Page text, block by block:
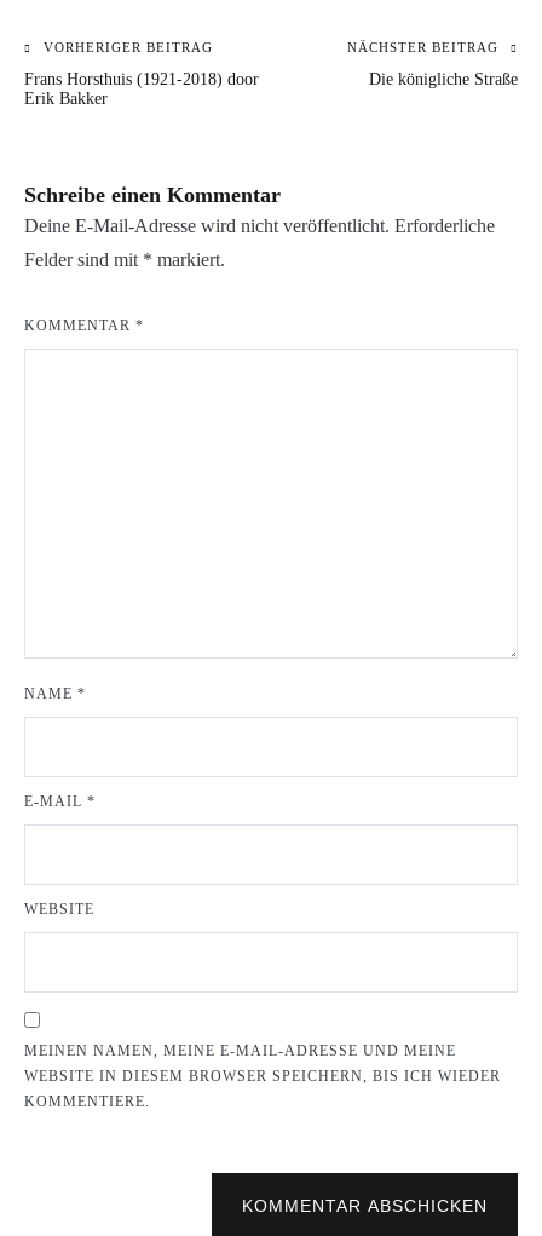
Beitrags-
Navigation
VORHERIGER BEITRAG
Frans Horsthuis (1921-2018) door
Erik Bakker
NÄCHSTER BEITRAG
Die königliche Straße
Schreibe einen Kommentar
Deine E-Mail-Adresse wird nicht veröffentlicht. Erforderliche
Felder sind mit * markiert.
KOMMENTAR *
NAME *
E-MAIL *
WEBSITE
MEINEN NAMEN, MEINE E-MAIL-ADRESSE UND MEINE
WEBSITE IN DIESEM BROWSER SPEICHERN, BIS ICH WIEDER
KOMMENTIERE.
KOMMENTAR ABSCHICKEN